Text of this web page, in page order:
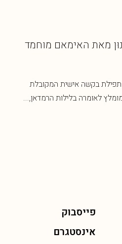
מאת האימאם מוחמד
תפילת בקשה אישית המקובלת
לאומרה בלילות הרמדאן,...
פייסבוק
אינסטגרם